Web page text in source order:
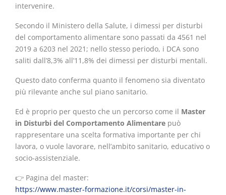
intervenire.
Secondo il Ministero della Salute, i dimessi per disturbi
del comportamento alimentare sono passati da 4561 nel
2019 a 6203 nel 2021; nello stesso periodo, i DCA sono
saliti dall’8,3% all’11,8% dei dimessi per disturbi mentali.
Questo dato conferma quanto il fenomeno sia diventato
più rilevante anche sul piano sanitario.
Ed è proprio per questo che un percorso come il Master
in Disturbi del Comportamento Alimentare può
rappresentare una scelta formativa importante per chi
lavora, o vuole lavorare, nell’ambito sanitario, educativo o
socio-assistenziale.
👉 Pagina del master:
https://www.master-formazione.it/corsi/master-in-